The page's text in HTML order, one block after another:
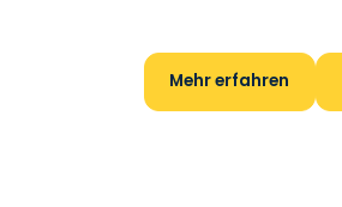
Mehr erfahren